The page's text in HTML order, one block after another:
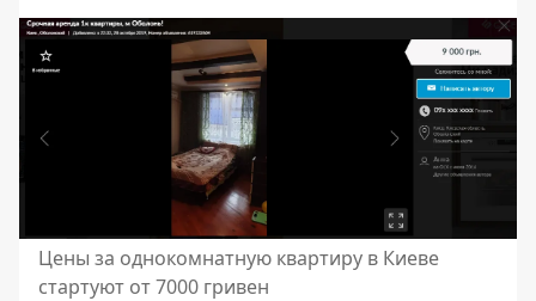
Цены за однокомнатную квартиру в Киеве
стартуют от 7000 гривен